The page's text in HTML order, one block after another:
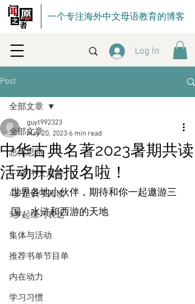
一个专注海外中文母语教育的博客
Log In
Post
全部文章
总体思路
0-5岁中文启蒙
4岁起识字阅读
5岁起练习表达
集体与活动
推荐书单节目单
内在动力
学习习惯
全部文章
中华古典名著2023暑期共读
活动开始报名啦！
guyt992323
May 20, 2023 6 min read
世界各地小伙伴，期待和你一起遨游三
国、水浒和西游的天地